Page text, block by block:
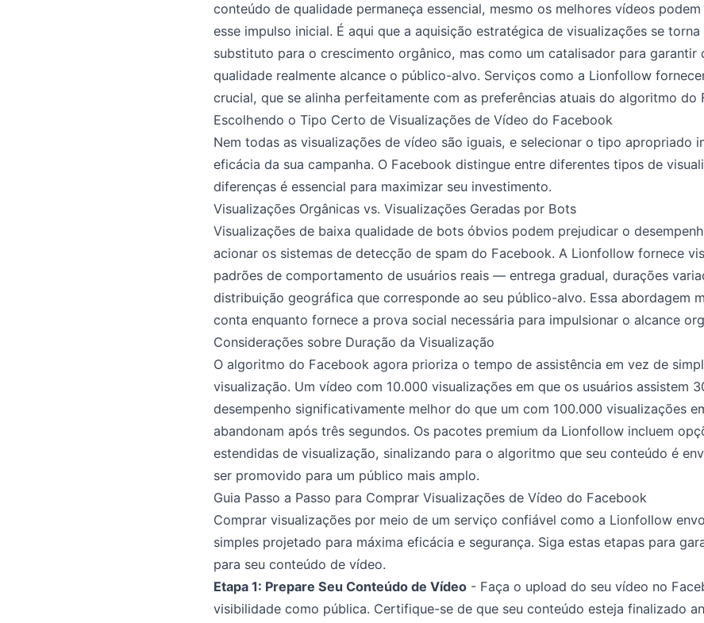
conteúdo de qualidade permaneça essencial, mesmo os melhores vídeos
esse impulso inicial. É aqui que a aquisição estratégica de visualizações se
substituto para o crescimento orgânico, mas como um catalisador para garantir
qualidade realmente alcance o público-alvo. Serviços como a Lionfollow
crucial, que se alinha perfeitamente com as preferências atuais do algoritmo do
Escolhendo o Tipo Certo de Visualizações de Vídeo do Facebook
Nem todas as visualizações de vídeo são iguais, e selecionar o tipo apropriado
eficácia da sua campanha. O Facebook distingue entre diferentes tipos de
diferenças é essencial para maximizar seu investimento.
Visualizações Orgânicas vs. Visualizações Geradas por Bots
Visualizações de baixa qualidade de bots óbvios podem prejudicar o
acionar os sistemas de detecção de spam do Facebook. A Lionfollow fornece
padrões de comportamento de usuários reais — entrega gradual, durações
distribuição geográfica que corresponde ao seu público-alvo. Essa abordagem
conta enquanto fornece a prova social necessária para impulsionar o alcance
Considerações sobre Duração da Visualização
O algoritmo do Facebook agora prioriza o tempo de assistência em vez de
visualização. Um vídeo com 10.000 visualizações em que os usuários assistem
desempenho significativamente melhor do que um com 100.000 visualizações
abandonam após três segundos. Os pacotes premium da Lionfollow incluem
estendidas de visualização, sinalizando para o algoritmo que seu conteúdo é
ser promovido para um público mais amplo.
Guia Passo a Passo para Comprar Visualizações de Vídeo do Facebook
Comprar visualizações por meio de um serviço confiável como a Lionfollow
simples projetado para máxima eficácia e segurança. Siga estas etapas para
para seu conteúdo de vídeo.
Etapa 1: Prepare Seu Conteúdo de Vídeo- Faça o upload do seu vídeo no
visibilidade como pública. Certifique-se de que seu conteúdo esteja finalizado